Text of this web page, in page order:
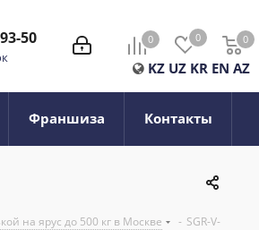
0 0 0
0
KZ UZ KR EN AZ
50
Франшиза Контакты
на ярус до 500 кг в Москве - SGR-V-